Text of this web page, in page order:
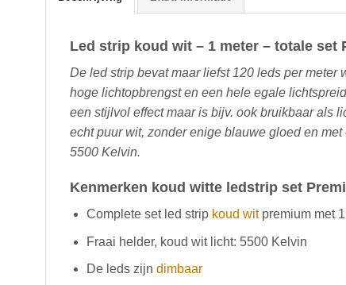
Led strip koud wit – 1 meter – totale set
De led strip bevat maar liefst 120 leds per meter
hoge lichtopbrengst en een hele egale
een stijlvol effect maar is bijv. ook bruikbaar als
echt puur wit, zonder enige blauwe gloed en
5500 Kelvin.
Kenmerken koud witte ledstrip set
Complete set led strip koud witpremium met
Fraai helder, koud wit licht: 5500 Kelvin
De leds zijn dimbaar